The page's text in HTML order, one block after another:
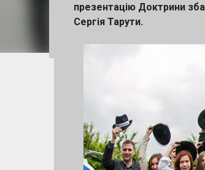
англійською мовою.
для переможця за
підтримку Напрями
https://forms.gle/
презентацію Доктрини
Сергія Тарути.